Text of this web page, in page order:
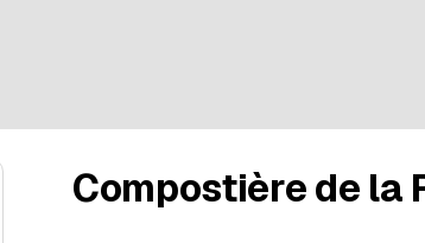
Compostière de la